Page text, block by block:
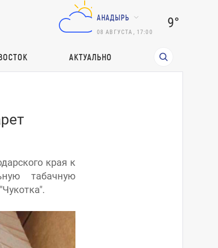
АНАДЫРЬ
08 АВГУСТА 17:00
9°
АКТУАЛЬНО
края к
табачную